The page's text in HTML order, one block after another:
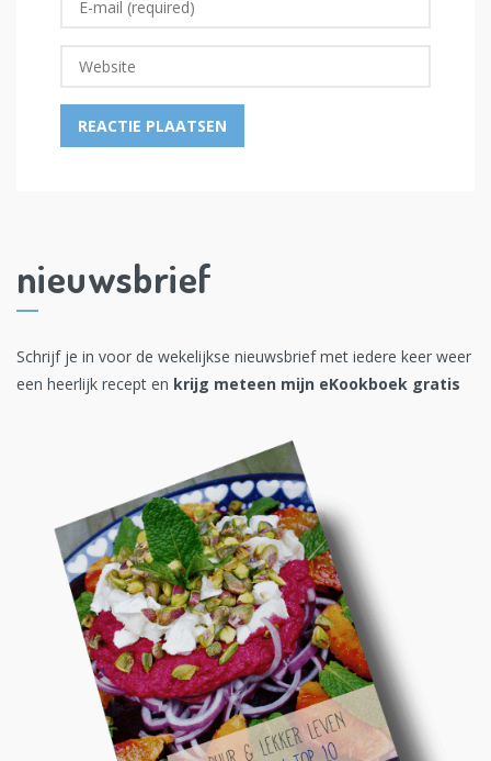
nieuwsbrief
Schrijf je in voor de wekelijkse nieuwsbrief met iedere keer weer
een heerlijk recept en krijg meteen mijn eKookboek gratis